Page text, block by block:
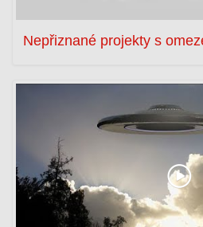
Nepřiznané projekty s